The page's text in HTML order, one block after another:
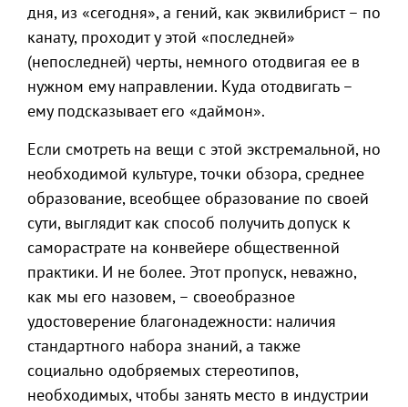
дня, из «сегодня», а гений, как эквилибрист – по
канату, проходит у этой «последней»
(непоследней) черты, немного отодвигая ее в
нужном ему направлении. Куда отодвигать –
ему подсказывает его «даймон».
Если смотреть на вещи с этой экстремальной, но
необходимой культуре, точки обзора, среднее
образование, всеобщее образование по своей
сути, выглядит как способ получить допуск к
саморастрате на конвейере общественной
практики. И не более. Этот пропуск, неважно,
как мы его назовем, – своеобразное
удостоверение благонадежности: наличия
стандартного набора знаний, а также
социально одобряемых стереотипов,
необходимых, чтобы занять место в индустрии